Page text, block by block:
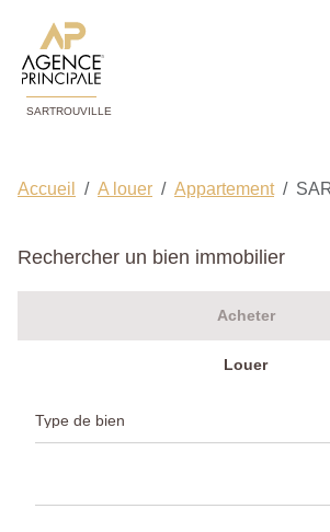
SARTROUVILLE
Accueil A louer Appartement
Rechercher un bien immobilier
Acheter
Louer